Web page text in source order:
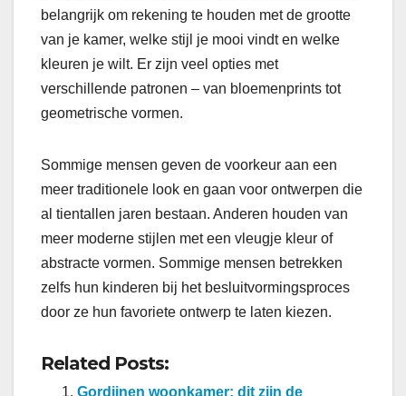
belangrijk om rekening te houden met de grootte
van je kamer, welke stijl je mooi vindt en welke
kleuren je wilt. Er zijn veel opties met
verschillende patronen – van bloemenprints tot
geometrische vormen.
Sommige mensen geven de voorkeur aan een
meer traditionele look en gaan voor ontwerpen die
al tientallen jaren bestaan. Anderen houden van
meer moderne stijlen met een vleugje kleur of
abstracte vormen. Sommige mensen betrekken
zelfs hun kinderen bij het besluitvormingsproces
door ze hun favoriete ontwerp te laten kiezen.
Related Posts:
Gordijnen woonkamer: dit zijn de